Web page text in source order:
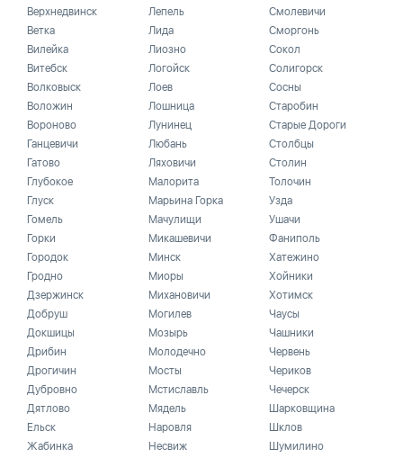
Верхнедвинск
Ветка
Вилейка
Витебск
Волковыск
Воложин
Вороново
Ганцевичи
Гатово
Глубокое
Глуск
Гомель
Горки
Городок
Гродно
Дзержинск
Добруш
Докшицы
Дрибин
Дрогичин
Дубровно
Дятлово
Ельск
Жабинка
Лепель
Лида
Лиозно
Логойск
Лоев
Лошница
Лунинец
Любань
Ляховичи
Малорита
Марьина Горка
Мачулищи
Микашевичи
Минск
Миоры
Михановичи
Могилев
Мозырь
Молодечно
Мосты
Мстиславль
Мядель
Наровля
Несвиж
Смолевичи
Сморгонь
Сокол
Солигорск
Сосны
Старобин
Старые Дороги
Столбцы
Столин
Толочин
Узда
Ушачи
Фаниполь
Хатежино
Хойники
Хотимск
Чаусы
Чашники
Червень
Чериков
Чечерск
Шарковщина
Шклов
Шумилино